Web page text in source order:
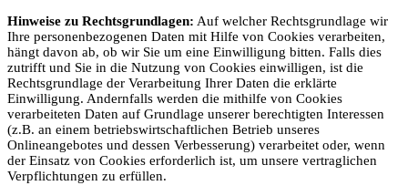
Hinweise zu Rechtsgrundlagen: Auf welcher Rechtsgrundlage wir
Ihre personenbezogenen Daten mit Hilfe von Cookies verarbeiten,
hängt davon ab, ob wir Sie um eine Einwilligung bitten. Falls dies
zutrifft und Sie in die Nutzung von Cookies einwilligen, ist die
Rechtsgrundlage der Verarbeitung Ihrer Daten die erklärte
Einwilligung. Andernfalls werden die mithilfe von Cookies
verarbeiteten Daten auf Grundlage unserer berechtigten Interessen
(z.B. an einem betriebswirtschaftlichen Betrieb unseres
Onlineangebotes und dessen Verbesserung) verarbeitet oder, wenn
der Einsatz von Cookies erforderlich ist, um unsere vertraglichen
Verpflichtungen zu erfüllen.